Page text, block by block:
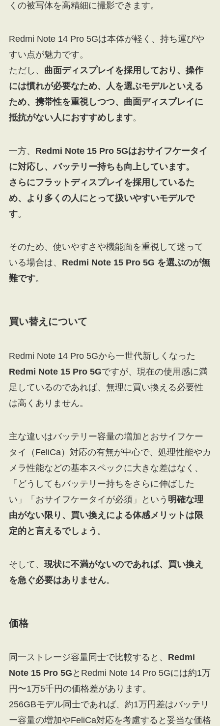
くの被写体を高精細に撮影できます。
Redmi Note 14 Pro 5Gは本体が軽く、持ち運びや
すい点が魅力です。
ただし、 曲面ディスプレイを採用しており、操作
には慣れが必要なため、人を選ぶモデルといえる
ため、携帯性を重視しつつ、曲面ディスプレイに
抵抗がない人におすすめします。
一方、 Redmi Note 15 Pro 5Gはおサイフケータイ
に対応し、バッテリー持ちも向上しています。
さらにフラットディスプレイを採用しているた
め、より多くの人にとって扱いやすいモデルで
す。
そのため、使いやすさや機能面を重視して迷って
いる場合は、 Redmi Note 15 Pro 5G を選ぶのが無
難です。
買い替えについて
Redmi Note 14 Pro 5Gから一世代新しくなった
Redmi Note 15 Pro 5Gですが、現在の使用感に満
足しているのであれば、無理に買い換える必要性
は高くありません。
主な違いはバッテリー容量の増加とおサイフケー
タイ（FeliCa）対応の有無が中心で、処理性能やカ
メラ性能などの基本スペックに大きな差はなく、
「どうしてもバッテリー持ちをさらに伸ばした
い」「おサイフケータイが必須」という 明確な理
由がない限り、買い換えによる体感メリットは限
定的と言えるでしょう 。
そして、 現状に不満がないのであれば、買い換え
を急ぐ必要はありません。
価格
同一ストレージ容量同士で比較すると、 Redmi
Note 15 Pro 5G とRedmi Note 14 Pro 5Gには約1万
円〜1万5千円の価格差があります。
256GBモデル同士であれば、約1万円差はバッテリ
ー容量の増加やFeliCa対応を考慮すると妥当な価格